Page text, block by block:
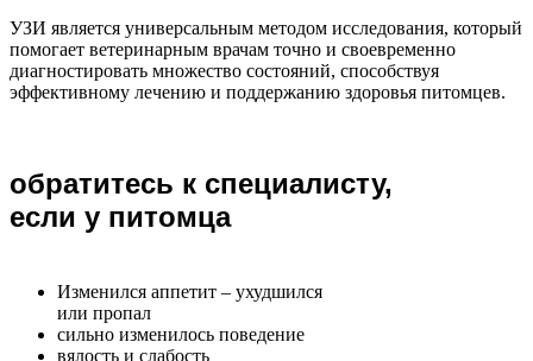
УЗИ является универсальным методом исследования, который
помогает ветеринарным врачам точно и своевременно
диагностировать множество состояний, способствуя
эффективному лечению и поддержанию здоровья питомцев.
обратитесь к специалисту,
если у питомца
Изменился аппетит – ухудшился
или пропал
сильно изменилось поведение
вялость и слабость